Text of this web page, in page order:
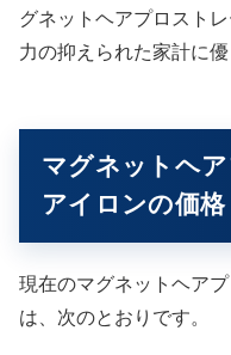
グネットヘアプロスト
力の抑えられた家計に
マグネットヘ
アイロンの価格
現在のマグネットヘア
は、次のとおりです。